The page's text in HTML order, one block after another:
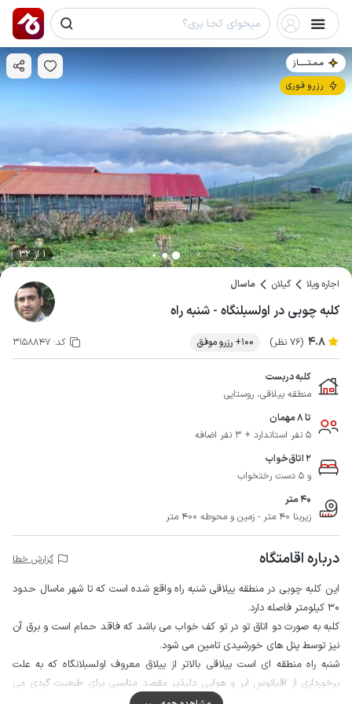
مـمـتــــــاز
رزرو فوری
1 از 32
اجاره ویلا گیلان ماسال
کلبه چوبی در اولسبلنگاه - شنبه راه
4.8 (76 نظر) 100+ رزرو موفق کد: 3158847
کلبه دربست
منطقه ییلاقی، روستایی
تا 8 مهمان
5 نفر استاندارد + 3 نفر اضافه
2 اتاق‌خواب
و 5 دست رختخواب
40 متر
زیربنا 40 متر - زمین و محوطه 400 متر
درباره اقامتگاه گزارش خطا
این کلبه چوبی در منطقه ییلاقی شنبه راه واقع شده است که تا شهر ماسال حدود
30 کیلومتر فاصله دارد.
کلبه به صورت دو اتاق تو در تو کف خواب می باشد که فاقد حمام است و برق آن
نیز توسط پنل های خورشیدی تامین می شود.
شنبه راه منطقه ای است ییلاقی بالاتر از ییلاق معروف اولسبلانگاه که به علت
برخورداری از اقیانوس ابر و هوایی دلپذیر مقصد مناسبی برای طبعیت گردی می